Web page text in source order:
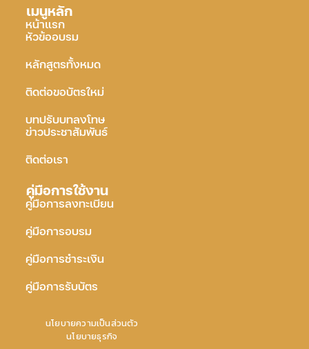
เมนูหลัก
หน้าแรก
หัวข้ออบรม
หลักสูตรทั้งหมด
ติดต่อขอบัตรใหม่
บทปรับบทลงโทษ
ข่าวประชาสัมพันธ์
ติดต่อเรา
คู่มือการใช้งาน
คู่มือการลงทะเบียน
คู่มือการอบรม
คู่มือการชำระเงิน
คู่มือการรับบัตร
นโยบายความเป็นส่วนตัว
นโยบายธุรกิจ